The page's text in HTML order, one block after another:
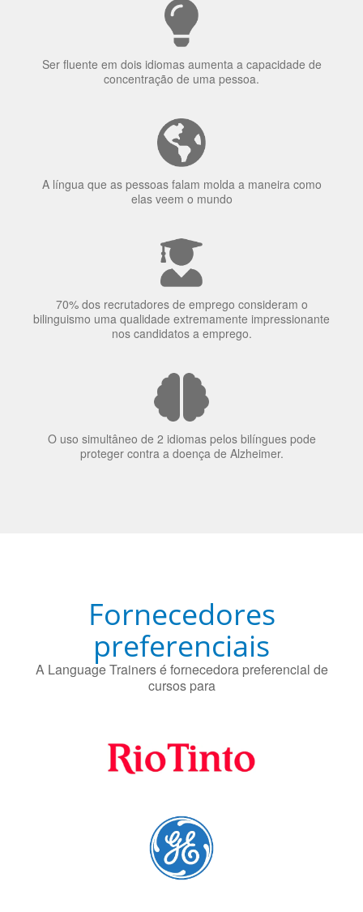
Ser fluente em dois idiomas aumenta a capacidade de
concentração de uma pessoa.
A língua que as pessoas falam molda a maneira como
elas veem o mundo
70% dos recrutadores de emprego consideram o
bilinguismo uma qualidade extremamente impressionante
nos candidatos a emprego.
O uso simultâneo de 2 idiomas pelos bilíngues pode
proteger contra a doença de Alzheimer.
Fornecedores
preferenciais
A Language Trainers é fornecedora preferencial de
cursos para